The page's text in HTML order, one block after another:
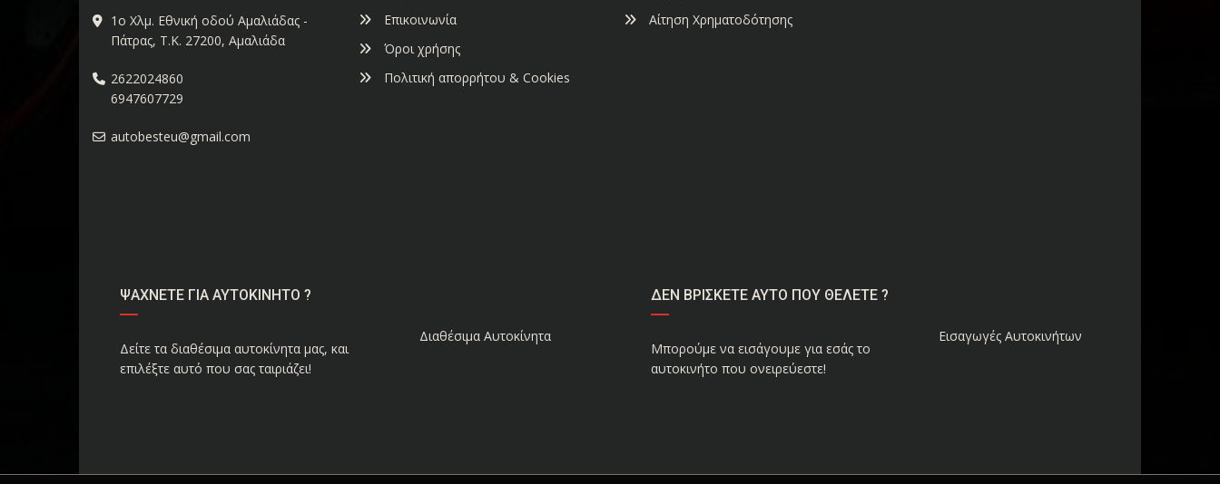
1ο Χλμ. Εθνική οδού Αμαλιάδας -
Πάτρας, Τ.Κ. 27200, Αμαλιάδα
2622024860
6947607729
autobesteu@gmail.com
Επικοινωνία
Όροι χρήσης
Πολιτική απορρήτου & Cookies
Αίτηση Χρηματοδότησης
ΨΑΧΝΕΤΕ ΓΙΑ ΑΥΤΟΚΙΝΗΤΟ ?
Δείτε τα διαθέσιμα αυτοκίνητα μας, και
επιλέξτε αυτό που σας ταιριάζει!
Διαθέσιμα Αυτοκίνητα
ΔΕΝ ΒΡΙΣΚΕΤΕ ΑΥΤΟ ΠΟΥ ΘΕΛΕΤΕ ?
Μπορούμε να εισάγουμε για εσάς το
αυτοκινήτο που ονειρεύεστε!
Εισαγωγές Αυτοκινήτων